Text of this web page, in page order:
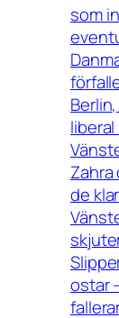
som
Zahra
de
ostar